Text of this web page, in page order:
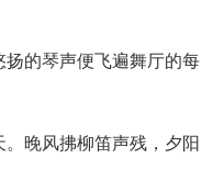
的琴声便飞遍舞厅的每
晚风拂柳笛声残，夕阳